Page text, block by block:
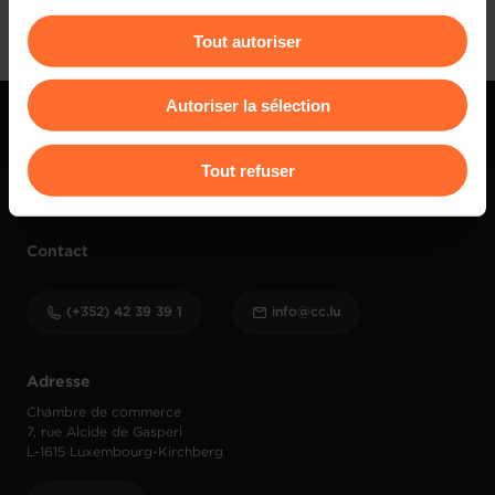
Vous avez la possibilité de modifier ou retirer votre
consentement à tout moment en cliquant sur l’icône
flottante en bas à gauche de chaque page.
Pour de plus amples informations sur la manière dont
nous utilisons lescookies et sommes amenés à traiter
vos données personnelles, vous pouvez consulter notre
Tout autoriser
Autoriser la sélection
Tout refuser
Adresse
Chambre de commerce
7, rue Alcide de Gasperi
L-1615 Luxembourg-Kirchberg
Contact
(+352) 42 39 39 1 info@cc.lu